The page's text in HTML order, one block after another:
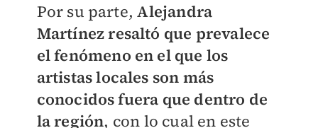
Por su parte,Alejandra
Martínez resaltó que prevalece
el fenómeno en el que los
artistas locales son más
conocidos fuera que dentro de
la región, con lo cual en este